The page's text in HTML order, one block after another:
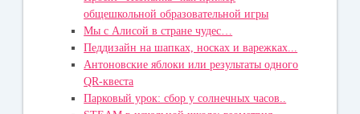
общешкольной образовательной игры
Мы с Алисой в стране чудес…
Педдизайн на шапках, носках и варежках...
Антоновские яблоки или результаты одного
QR-квеста
Парковый урок: сбор у солнечных часов..